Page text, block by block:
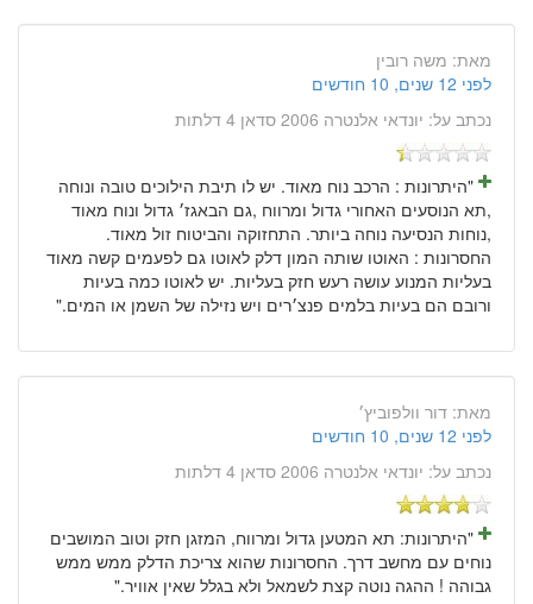
מאת: משה רובין
לפני 12 שנים, 10 חודשים
נכתב על: יונדאי אלנטרה 2006 סדאן 4 דלתות
"היתרונות : הרכב נוח מאוד. יש לו תיבת הילוכים טובה ונוחה
,תא הנוסעים האחורי גדול ומרווח ,גם הבאגז׳ גדול ונוח מאוד
,נוחות הנסיעה נוחה ביותר. התחזוקה והביטוח זול מאוד.
החסרונות : האוטו שותה המון דלק לאוטו גם לפעמים קשה מאוד
בעליות המנוע עושה רעש חזק בעליות. יש לאוטו כמה בעיות
ורובם הם בעיות בלמים פנצ׳רים ויש נזילה של השמן או המים."
מאת: דור וולפוביץ׳
לפני 12 שנים, 10 חודשים
נכתב על: יונדאי אלנטרה 2006 סדאן 4 דלתות
"היתרונות: תא המטען גדול ומרווח, המזגן חזק וטוב המושבים
נוחים עם מחשב דרך. החסרונות שהוא צריכת הדלק ממש ממש
גבוהה ! ההגה נוטה קצת לשמאל ולא בגלל שאין אוויר."